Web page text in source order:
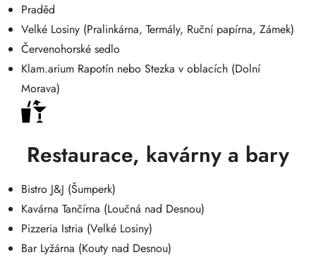
Praděd
Velké Losiny (Pralinkárna, Termály, Ruční papírna, Zámek)
Červenohorské sedlo
Klam.arium Rapotín nebo Stezka v oblacích (Dolní
Morava)
Restaurace, kavárny a bary
Bistro J&J (Šumperk)
Kavárna Tančírna (Loučná nad Desnou)
Pizzeria Istria (Velké Losiny)
Bar Lyžárna (Kouty nad Desnou)